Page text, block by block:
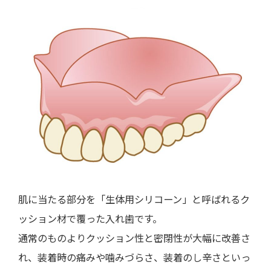
肌に当たる部分を「生体用シリコーン」と呼ばれるク
ッション材で覆った入れ歯です。
通常のものよりクッション性と密閉性が大幅に改善さ
れ、装着時の痛みや噛みづらさ、装着のし辛さといっ